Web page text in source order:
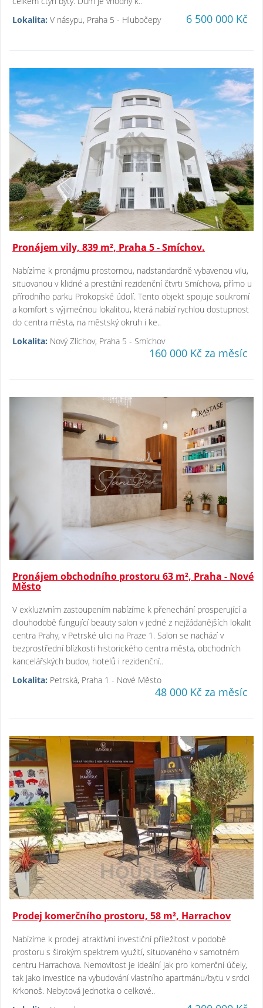
Lokalita: V násypu, Praha 5 - Hlubočepy 6 500 000 Kč
Pronájem vily, 839 m², Praha 5 - Smíchov.
Nabízíme k pronájmu prostornou, nadstandardně vybavenou vilu,
situovanou v klidné a prestižní rezidenční čtvrti Smíchova, přímo u
přírodního parku Prokopské údolí. Tento objekt spojuje soukromí
a komfort s výjimečnou lokalitou, která nabízí rychlou dostupnost
do centra města, na městský okruh i ke..
Lokalita: Nový Zlíchov, Praha 5 - Smíchov
160 000 Kč za měsíc
Pronájem obchodního prostoru 63 m², Praha - Nové
Město
V exkluzivním zastoupením nabízíme k přenechání prosperující a
dlouhodobě fungující beauty salon v jedné z nejžádanějších lokalit
centra Prahy, v Petrské ulici na Praze 1. Salon se nachází v
bezprostřední blízkosti historického centra města, obchodních
kancelářských budov, hotelů i rezidenční..
Lokalita: Petrská, Praha 1 - Nové Město
48 000 Kč za měsíc
Prodej komerčního prostoru, 58 m², Harrachov
Nabízíme k prodeji atraktivní investiční příležitost v podobě
prostoru s širokým spektrem využití, situovaného v samotném
centru Harrachova. Nemovitost je ideální jak pro komerční účely,
tak jako investice na vybudování vlastního apartmánu/bytu v srdci
Krkonoš. Nebytová jednotka o celkové..